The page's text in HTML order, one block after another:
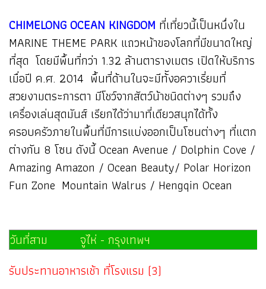
CHIMELONG OCEAN KINGDOM ที่เที่ยวนี้เป็นหนึ่งใน
MARINE THEME PARK แถวหน้าของโลกที่มีขนาดใหญ่
ที่สุด โดยมีพื้นที่กว่า 1.32 ล้านตารางเมตร เปิดให้บริการ
เมื่อปี ค.ศ. 2014 พื้นที่ด้านในจะมีท้ังอควาเรี่ยมที่
สวยงามตระการตา มีโชว์จากสัตว์น้าชนิดต่างๆ รวมถึง
เครื่องเล่นสุดมันส์ เรียกได้ว่ามาที่เดียวสนุกได้ทั้ง
ครอบครัวภายในพื้นที่มีการแบ่งออกเป็นโซนต่างๆ ที่แตก
ต่างกัน 8 โซน ดังนี้ Ocean Avenue / Dolphin Cove /
Amazing Amazon / Ocean Beauty/ Polar Horizon
Fun Zone Mountain Walrus / Hengqin Ocean
วันที่สาม จูไห่ - กรุงเทพฯ
รับประทานอาหารเช้า ที่โรงแรม (3)